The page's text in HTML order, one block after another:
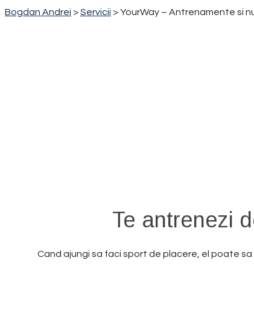
Bogdan Andrei >Servicii >YourWay – Antrenamente si
Te antrenezi
Cand ajungi sa faci sport de placere, el poate